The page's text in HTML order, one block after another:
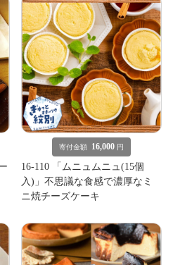
寄付金額 16,000 円
16-110 「ムニュムニュ(15個
入)」不思議な食感で濃厚なミ
ニ焼チーズケーキ